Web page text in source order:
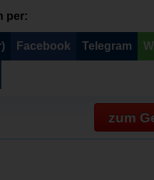
per:
Facebook Telegram
zum